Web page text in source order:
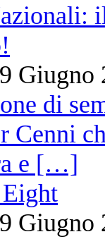
Giugno
Giugno